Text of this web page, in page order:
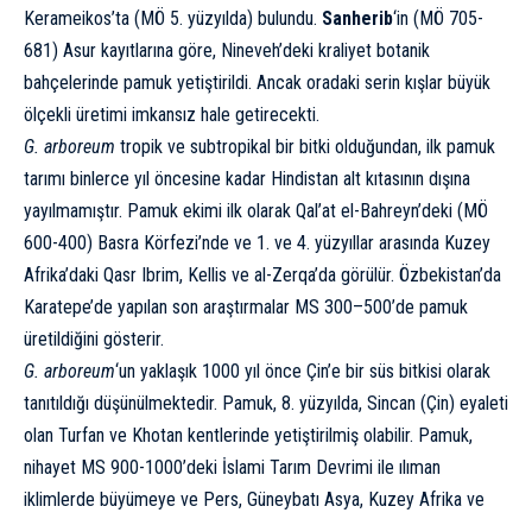
Kerameikos’ta (MÖ 5. yüzyılda) bulundu. Sanherib‘in (MÖ 705-
681) Asur kayıtlarına göre, Nineveh’deki kraliyet botanik
bahçelerinde pamuk yetiştirildi. Ancak oradaki serin kışlar büyük
ölçekli üretimi imkansız hale getirecekti.
G. arboreum tropik ve subtropikal bir bitki olduğundan, ilk pamuk
tarımı binlerce yıl öncesine kadar Hindistan alt kıtasının dışına
yayılmamıştır. Pamuk ekimi ilk olarak Qal’at el-Bahreyn’deki (MÖ
600-400) Basra Körfezi’nde ve 1. ve 4. yüzyıllar arasında Kuzey
Afrika’daki Qasr Ibrim, Kellis ve al-Zerqa’da görülür. Özbekistan’da
Karatepe’de yapılan son araştırmalar MS 300–500’de pamuk
üretildiğini gösterir.
G. arboreum‘un yaklaşık 1000 yıl önce Çin’e bir süs bitkisi olarak
tanıtıldığı düşünülmektedir. Pamuk, 8. yüzyılda, Sincan (Çin) eyaleti
olan Turfan ve Khotan kentlerinde yetiştirilmiş olabilir. Pamuk,
nihayet MS 900-1000’deki İslami Tarım Devrimi ile ılıman
iklimlerde büyümeye ve Pers, Güneybatı Asya, Kuzey Afrika ve